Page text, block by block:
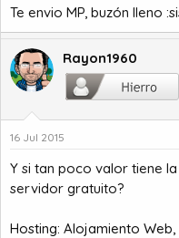
Te envio MP, buzón lleno
Rayon1960
16 Jul 2015
Y si tan poco valor tiene
servidor gratuito?
Hosting: Alojamiento